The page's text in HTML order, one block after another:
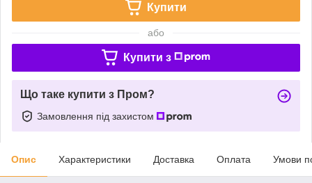
Купити
або
Купити з
Що таке купити з Пром?
Замовлення під захистом
Опис Характеристики Доставка Оплата Умови